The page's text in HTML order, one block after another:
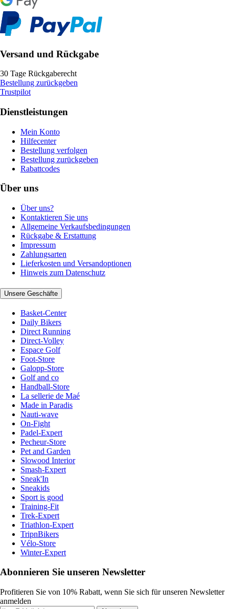
Versand und Rückgabe
30 Tage Rückgaberecht
Bestellung zurückgeben
Trustpilot
Dienstleistungen
Mein Konto
Hilfecenter
Bestellung verfolgen
Bestellung zurückgeben
Rabattcodes
Über uns
Über uns?
Kontaktieren Sie uns
Allgemeine Verkaufsbedingungen
Rückgabe & Erstattung
Impressum
Zahlungsarten
Lieferkosten und Versandoptionen
Hinweis zum Datenschutz
Unsere Geschäfte
Basket-Center
Daily Bikers
Direct Running
Direct-Volley
Espace Golf
Foot-Store
Galopp-Store
Golf and co
Handball-Store
La sellerie de Maé
Made in Paradis
Nauti-wave
On-Fight
Padel-Expert
Pecheur-Store
Pet and Garden
Slowood Interior
Smash-Expert
Sneak'In
Sneakids
Sport is good
Training-Fit
Trek-Expert
Triathlon-Expert
TripnBikers
Vélo-Store
Winter-Expert
Abonnieren Sie unseren Newsletter
Profitieren Sie von 10% Rabatt, wenn Sie sich für unseren Newsletter
anmelden